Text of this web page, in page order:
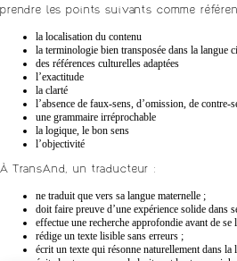
prendre les points suivants comme
la localisation du contenu
la terminologie bien transposée dans la langue
des références culturelles adaptées
l’exactitude
la clarté
l’absence de faux-sens, d’omission, de contre-
une grammaire irréprochable
la logique, le bon sens
l’objectivité
À TransAnd, un traducteur :
ne traduit que vers sa langue maternelle ;
doit faire preuve d’une expérience solide dans
effectue une recherche approfondie avant de
rédige un texte lisible sans erreurs ;
écrit un texte qui résonne naturellement dans la